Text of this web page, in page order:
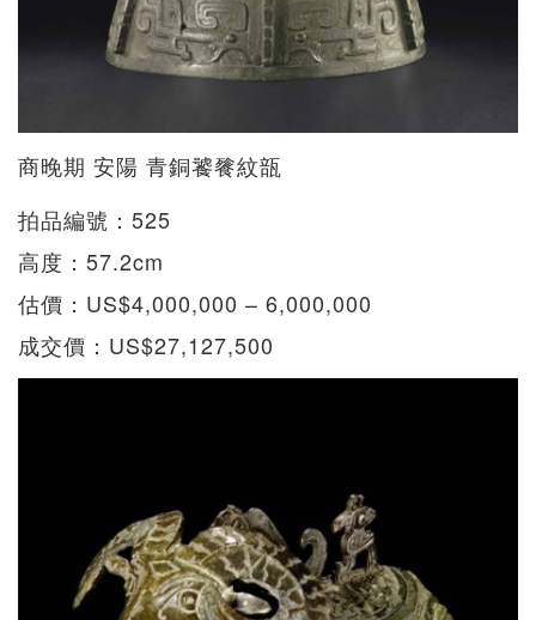
商晚期 安陽 青銅饕餮紋瓿
拍品編號：525
高度：57.2cm
估價：US$4,000,000 – 6,000,000
成交價：US$27,127,500